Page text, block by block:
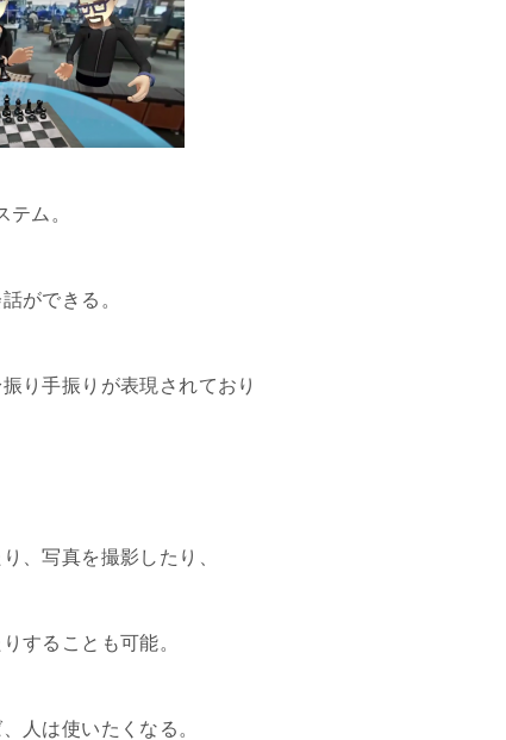
ム。
ができる。
り手振りが表現されており
、写真を撮影したり、
することも可能。
人は使いたくなる。